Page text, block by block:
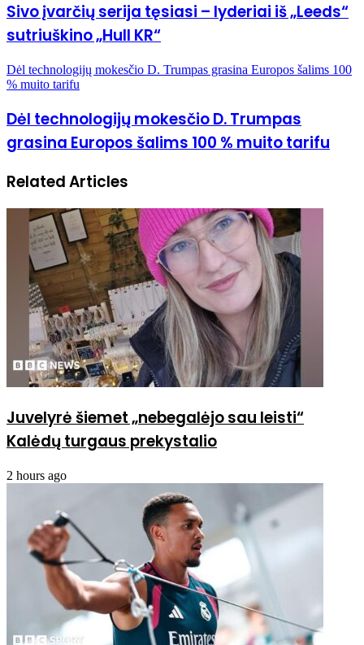
Sivo įvarčių serija tęsiasi – lyderiai iš „Leeds“
sutriuškino „Hull KR“
Dėl technologijų mokesčio D. Trumpas grasina Europos šalims 100
% muito tarifu
Dėl technologijų mokesčio D. Trumpas
grasina Europos šalims 100 % muito tarifu
Related Articles
Juvelyrė šiemet „nebegalėjo sau leisti“
Kalėdų turgaus prekystalio
2 hours ago